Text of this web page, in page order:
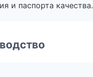
и паспорта качества.